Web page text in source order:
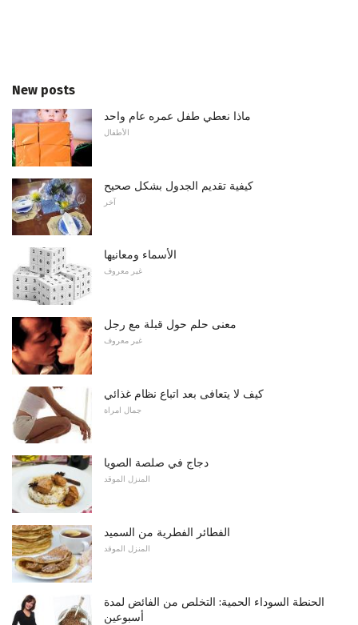
New posts
ماذا نعطي طفل عمره عام واحد
الأطفال
كيفية تقديم الجدول بشكل صحيح
آخر
الأسماء ومعانيها
غير معروف
معنى حلم حول قبلة مع رجل
غير معروف
كيف لا يتعافى بعد اتباع نظام غذائي
جمال امراة
دجاج في صلصة الصويا
المنزل الموقد
الفطائر الفطرية من السميد
المنزل الموقد
الحنطة السوداء الحمية: التخلص من الفائض لمدة
أسبوعين